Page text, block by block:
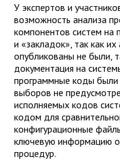
У экспертов и
возможность анализа
компонентов систем на
и «закладок», так как
опубликованы не были,
документация на
программные коды были
выборов не
исполняемых кодов
кодом для
конфигурационные
ключевую информацию
процедур.